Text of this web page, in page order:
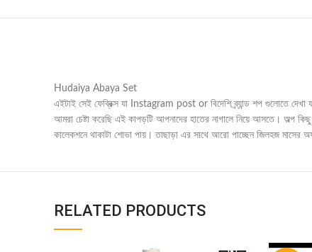
Hudaiya Abaya Set
এইটাই সেই ফেব্রিক্স যা Instagram post or বিদেশি ব্র্যান্ড শপ গুলোতে
আমরা চেষ্টা করেছি এই কাপড়টি আপনাদের হাতের নাগালে নিয়ে আসতে। অল্প
কালেকশনে থাকাটা শোভা পায়। তাছাড়া এর সাথে আরো পাচ্ছেন জিলহজ মাসের
RELATED PRODUCTS